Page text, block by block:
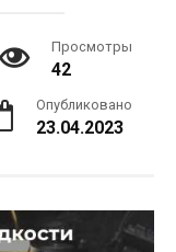
Просмотры
42
Опубликовано
23.04.2023